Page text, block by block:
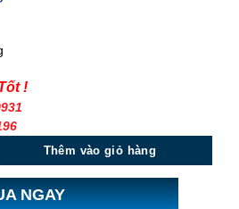
!
Thêm vào giỏ hàng
NGAY